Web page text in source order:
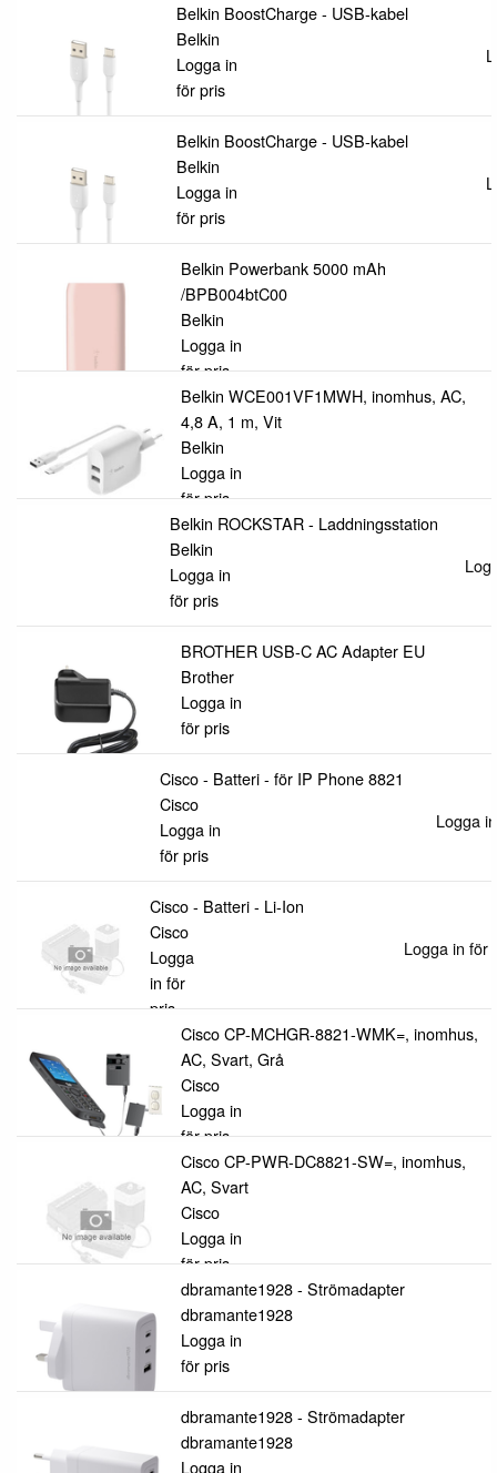
Belkin BoostCharge - USB-kabel
Belkin
Logga in
för pris
Belkin BoostCharge - USB-kabel
Belkin
Logga in
för pris
Belkin Powerbank 5000 mAh
/BPB004btC00
Belkin
Logga in
för pris
Belkin WCE001VF1MWH, inomhus, AC,
4,8 A, 1 m, Vit
Belkin
Logga in
för pris
Belkin ROCKSTAR - Laddningsstation
Belkin
Logga in
för pris
BROTHER USB-C AC Adapter EU
Brother
Logga in
för pris
Cisco - Batteri - för IP Phone 8821
Cisco
Logga in
för pris
Logga
Cisco - Batteri - Li-Ion
Cisco
Logga
in för
pris
Logga in för
Cisco CP-MCHGR-8821-WMK=, inomhus,
AC, Svart, Grå
Cisco
Logga in
för pris
Cisco CP-PWR-DC8821-SW=, inomhus,
AC, Svart
Cisco
Logga in
för pris
dbramante1928 - Strömadapter
dbramante1928
Logga in
för pris
dbramante1928 - Strömadapter
dbramante1928
Logga in